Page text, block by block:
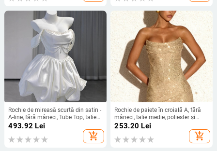
Rochie de mireasă scurtă din satin -
A-line, fără mâneci, Tube Top, talie
înaltă, vară 2025
493.92 Lei
add_shopping_cart
Rochie de paiete în croială A, fără
mâneci, talie medie, poliester și
elastan, detalii colaj, potrivită
253.20 Lei
add_shopping_cart